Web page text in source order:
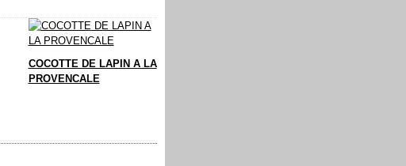
COCOTTE DE LAPIN A LA
PROVENCALE